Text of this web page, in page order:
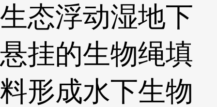
生态浮动湿地下
悬挂的生物绳填
料形成水下生物